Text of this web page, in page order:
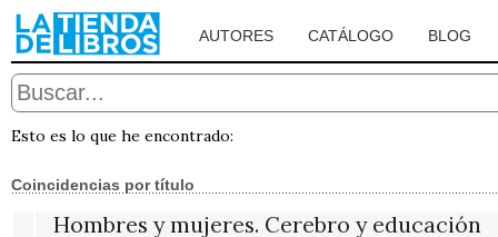
AUTORES CATÁLOGO BLOG
Esto es lo que he encontrado:
Coincidencias por título
Hombres y mujeres. Cerebro y educación